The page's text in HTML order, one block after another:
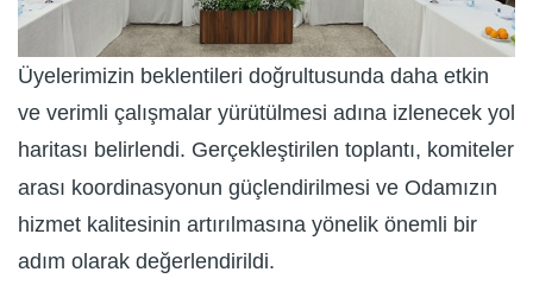
Üyelerimizin beklentileri doğrultusunda daha etkin
ve verimli çalışmalar yürütülmesi adına izlenecek yol
haritası belirlendi. Gerçekleştirilen toplantı, komiteler
arası koordinasyonun güçlendirilmesi ve Odamızın
hizmet kalitesinin artırılmasına yönelik önemli bir
adım olarak değerlendirildi.